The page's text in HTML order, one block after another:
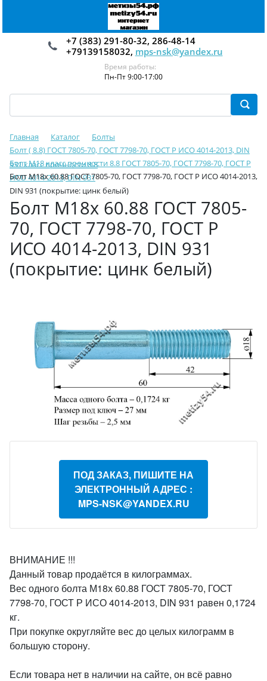
+7 (383) 291-80-32, 286-48-14
+79139158032, mps-nsk@yandex.ru
Время работы:
Пн-Пт 9:00-17:00
Главная Каталог
Болты
Болт ( 8.8) ГОСТ 7805-70, ГОСТ 7798-70, ГОСТ Р ИСО 4014-2013, DIN
931 класс прочности 8.8
Болт М18 класс прочности 8.8 ГОСТ 7805-70, ГОСТ 7798-70, ГОСТ Р
ИСО 4014-2013, DIN 931
Болт М18х 60.88 ГОСТ 7805-70, ГОСТ 7798-70, ГОСТ Р ИСО 4014-2013,
DIN 931 (покрытие: цинк белый)
Болт М18х 60.88 ГОСТ 7805-
70, ГОСТ 7798-70, ГОСТ Р
ИСО 4014-2013, DIN 931
(покрытие: цинк белый)
ПОД ЗАКАЗ, ПИШИТЕ НА
ЭЛЕКТРОННЫЙ АДРЕС :
MPS-NSK@YANDEX.RU
ВНИМАНИЕ !!!
Данный товар продаётся в килограммах.
Вес одного болта М18х 60.88 ГОСТ 7805-70, ГОСТ
7798-70, ГОСТ Р ИСО 4014-2013, DIN 931 равен 0,1724
кг.
При покупке округляйте вес до целых килограмм в
большую сторону.
Если товара нет в наличии на сайте, он всё равно